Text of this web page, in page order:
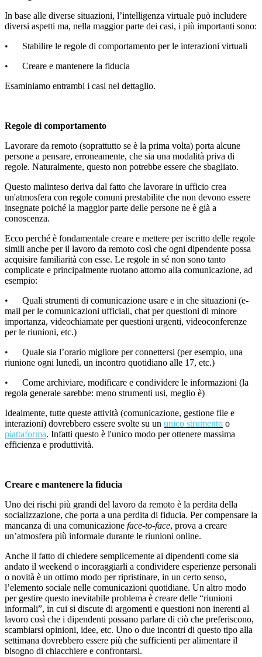
In base alle diverse situazioni, l’intelligenza virtuale può includere
diversi aspetti ma, nella maggior parte dei casi, i più importanti sono:
• Stabilire le regole di comportamento per le interazioni virtuali
• Creare e mantenere la fiducia
Esaminiamo entrambi i casi nel dettaglio.
Regole di comportamento
Lavorare da remoto (soprattutto se è la prima volta) porta alcune
persone a pensare, erroneamente, che sia una modalità priva di
regole. Naturalmente, questo non potrebbe essere che sbagliato.
Questo malinteso deriva dal fatto che lavorare in ufficio crea
un'atmosfera con regole comuni prestabilite che non devono essere
insegnate poiché la maggior parte delle persone ne è già a
conoscenza.
Ecco perché è fondamentale creare e mettere per iscritto delle regole
simili anche per il lavoro da remoto così che ogni dipendente possa
acquisire familiarità con esse. Le regole in sé non sono tanto
complicate e principalmente ruotano attorno alla comunicazione, ad
esempio:
• Quali strumenti di comunicazione usare e in che situazioni (e-
mail per le comunicazioni ufficiali, chat per questioni di minore
importanza, videochiamate per questioni urgenti, videoconferenze
per le riunioni, etc.)
• Quale sia l’orario migliore per connettersi (per esempio, una
riunione ogni lunedì, un incontro quotidiano alle 17, etc.)
• Come archiviare, modificare e condividere le informazioni (la
regola generale sarebbe: meno strumenti usi, meglio è)
Idealmente, tutte queste attività (comunicazione, gestione file e
interazioni) dovrebbero essere svolte su un unico strumento o
piattaforma. Infatti questo è l'unico modo per ottenere massima
efficienza e produttività.
Creare e mantenere la fiducia
Uno dei rischi più grandi del lavoro da remoto è la perdita della
socializzazione, che porta a una perdita di fiducia. Per compensare la
mancanza di una comunicazione face-to-face, prova a creare
un’atmosfera più informale durante le riunioni online.
Anche il fatto di chiedere semplicemente ai dipendenti come sia
andato il weekend o incoraggiarli a condividere esperienze personali
o novità è un ottimo modo per ripristinare, in un certo senso,
l’elemento sociale nelle comunicazioni quotidiane. Un altro modo
per gestire questo inevitabile problema è creare delle “riunioni
informali”, in cui si discute di argomenti e questioni non inerenti al
lavoro così che i dipendenti possano parlare di ciò che preferiscono,
scambiarsi opinioni, idee, etc. Uno o due incontri di questo tipo alla
settimana dovrebbero essere più che sufficienti per alimentare il
bisogno di chiacchiere e confrontarsi.